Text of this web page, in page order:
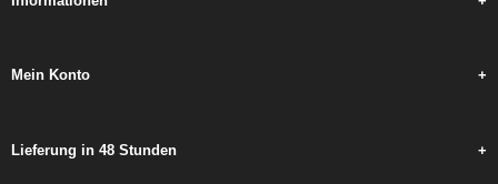
Mein Konto +
Lieferung in 48 Stunden +